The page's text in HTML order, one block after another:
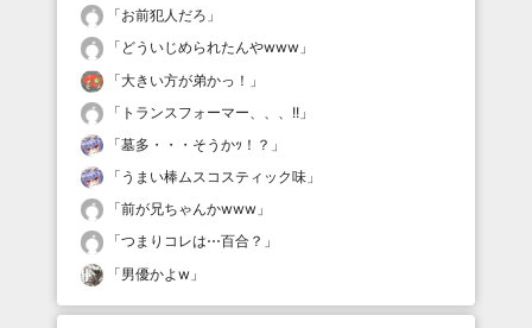
「お前犯人だろ 」
「 どういじめられたんやwww 」
「大きい方が弟かっ！ 」
「 トランスフォーマー、、、!! 」
「墓多・・・そうかｯ！？ 」
「 うまい棒ムスコスティック味 」
「前が兄ちゃんかwww 」
「つまりコレは⋯百合？ 」
「男優かよw 」